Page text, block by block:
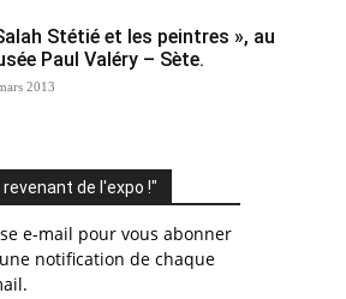
Stétié et les peintres », au
Paul Valéry – Sète.
2013
de l'expo !"
e-mail pour vous abonner
notification de chaque